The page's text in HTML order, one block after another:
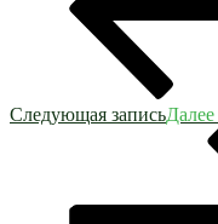
Следующая записьДалее